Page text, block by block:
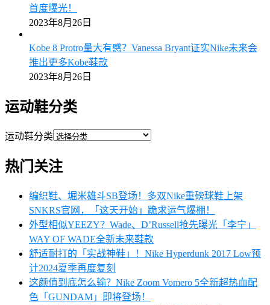
首度曝光！
2023年8月26日
Kobe 8 Protro量大有感？Vanessa Bryant证实Nike未来会
推出更多Kobe鞋款
2023年8月26日
运动鞋分类
运动鞋分类
热门关注
编织鞋、堀米雄斗SB登场！多双Nike重磅球鞋上架
SNKRS官网，「这天开始」跪求运气爆棚！
外型相似YEEZY？Wade、D’Russell抢先曝光「李宁」
WAY OF WADE全新未来鞋款
舒适耐打的「实战神鞋」！Nike Hyperdunk 2017 Low预
计2024夏季再度复刻
这颜值到底怎么输？Nike Zoom Vomero 5全新超热血配
色「GUNDAM」即将登场！